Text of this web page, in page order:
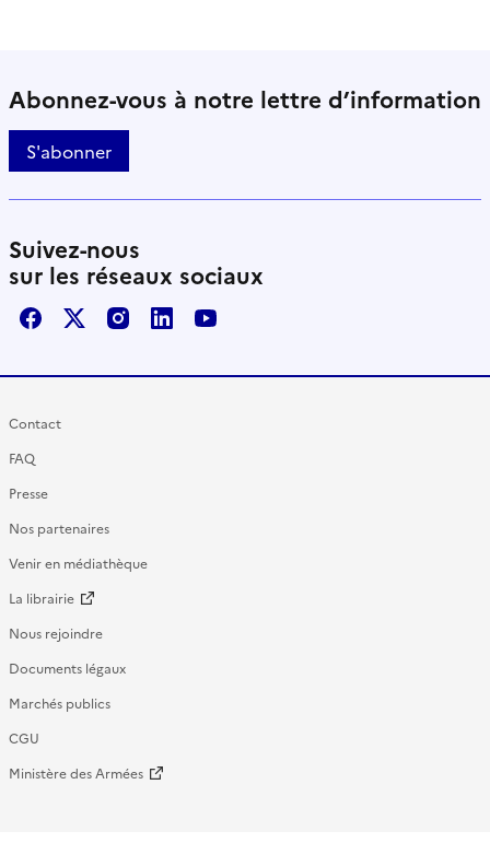
Abonnez-vous à notre lettre d’information
S'abonner
Suivez-nous
sur les réseaux sociaux
FacebookX / TwitterInstagram
LinkedInYoutube
Contact
FAQ
Presse
Nos partenaires
Venir en médiathèque
La librairie
Nous rejoindre
Documents légaux
Marchés publics
CGU
Ministère des Armées